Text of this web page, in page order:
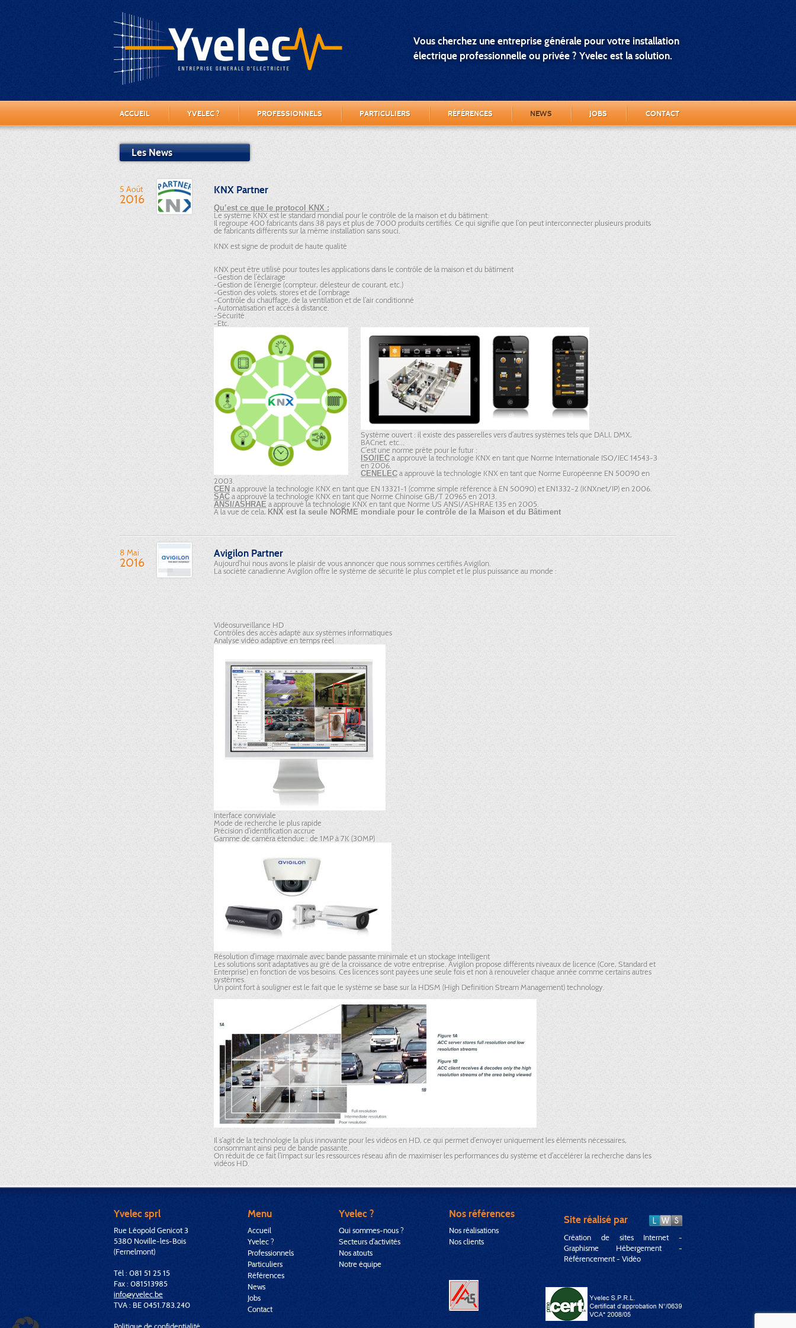
Vous cherchez une entreprise générale pour votre installation
électrique professionnelle ou privée ? Yvelec est la solution.
ACCUEIL YVELEC ? PROFESSIONNELS PARTICULIERS RÉFÉRENCES NEWS JOBS CONTACT
Les News
5 Août
2016
KNX Partner
Qu’est ce que le protocol KNX :
Le système KNX est le standard mondial pour le contrôle de la maison et du bâtiment:
Il regroupe 400 fabricants dans 38 pays et plus de 7000 produits certifiés. Ce qui signifie que l’on peut interconnecter plusieurs produits
de fabricants différents sur la même installation sans souci.
KNX est signe de produit de haute qualité
KNX peut être utilisé pour toutes les applications dans le contrôle de la maison et du bâtiment
-Gestion de l’éclairage
-Gestion de l’énergie (compteur, délesteur de courant, etc.)
-Gestion des volets, stores et de l’ombrage
-Contrôle du chauffage, de la ventilation et de l’air conditionné
-Automatisation et accès à distance.
-Sécurité
-Etc.
Système ouvert : il existe des passerelles vers d’autres systèmes tels que DALI, DMX,
BACnet, etc…
C’est une norme prête pour le futur :
ISO/IEC a approuvé la technologie KNX en tant que Norme Internationale ISO/IEC 14543-3
en 2006.
CENELECa approuvé la technologie KNX en tant que Norme Européenne EN 50090 en
2003.
CEN a approuvé la technologie KNX en tant que EN 13321-1 (comme simple référence à EN 50090) et EN1332-2 (KNXnet/IP) en 2006.
SAC a approuvé la technologie KNX en tant que Norme Chinoise GB/T 20965 en 2013.
ANSI/ASHRAE a approuvé la technologie KNX en tant que Norme US ANSI/ASHRAE 135 en 2005.
A la vue de cela, KNX est la seule NORME mondiale pour le contrôle de la Maison et du Bâtiment
8 Mai
2016
Avigilon Partner
Aujourd’hui nous avons le plaisir de vous annoncer que nous sommes certifiés Avigilon.
La société canadienne Avigilon offre le système de sécurité le plus complet et le plus puissance au monde :
Vidéosurveillance HD
Contrôles des accès adapté aux systèmes informatiques
Analyse vidéo adaptive en temps réel
Interface conviviale
Mode de recherche le plus rapide
Précision d’identification accrue
Gamme de caméra étendue : de 1MP à 7K (30MP)
Résolution d’image maximale avec bande passante minimale et un stockage intelligent
Les solutions sont adaptatives au gré de la croissance de votre entreprise. Avigilon propose différents niveaux de licence (Core, Standard et
Enterprise) en fonction de vos besoins. Ces licences sont payées une seule fois et non à renouveler chaque année comme certains autres
systèmes.
Un point fort à souligner est le fait que le système se base sur la HDSM (High Definition Stream Management) technology.
Il s’agit de la technologie la plus innovante pour les vidéos en HD, ce qui permet d’envoyer uniquement les éléments nécessaires,
consommant ainsi peu de bande passante.
On réduit de ce fait l’impact sur les ressources réseau afin de maximiser les performances du système et d’accélérer la recherche dans les
vidéos HD.
Yvelec sprl
Rue Léopold Genicot 3
5380 Noville-les-Bois
(Fernelmont)
Tél : 081 51 25 15
Fax : 081513985
info@yvelec.be
TVA : BE 0451.783.240
Menu
Accueil
Yvelec ?
Professionnels
Particuliers
Références
News
Jobs
Contact
Yvelec ?
Qui sommes-nous ?
Secteurs d’activités
Nos atouts
Notre équipe
Nos références
Nos réalisations
Nos clients
Site réalisé par
Création de sites Internet -
Graphisme Hébergement -
Référencement - Vidéo